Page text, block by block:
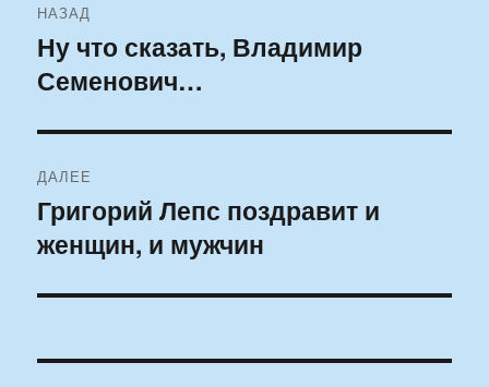
по
записям
НАЗАД
Предыдущая
запись:
Ну что сказать, Владимир
Семенович…
ДАЛЕЕ
Следующая
запись:
Григорий Лепс поздравит и
женщин, и мужчин